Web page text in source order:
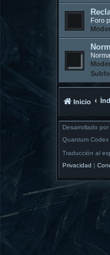
Foro
Inicio
Desarrollado por
Quantum
Traducción al
Privacidad |